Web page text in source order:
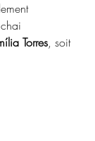
Torres, soit